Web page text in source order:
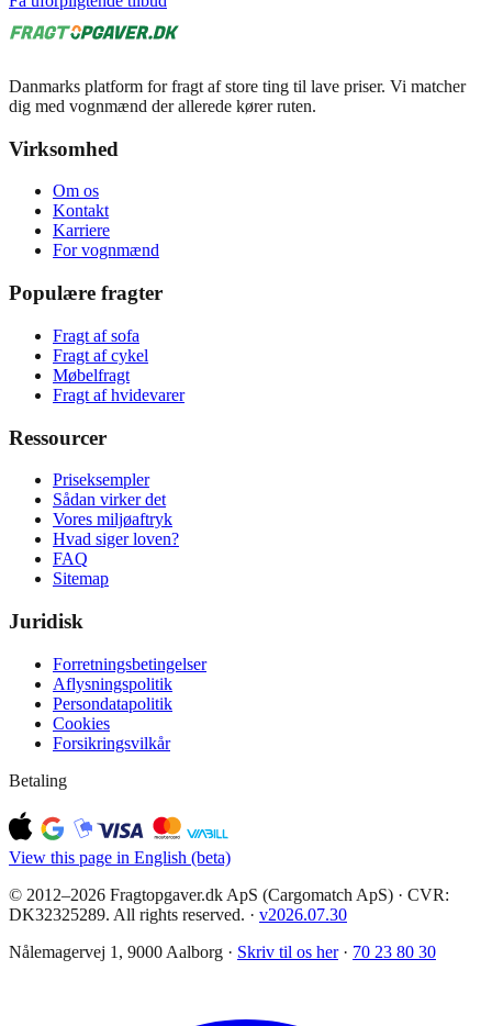
Danmarks platform for fragt af store ting til lave priser. Vi matcher
dig med vognmænd der allerede kører ruten.
Virksomhed
Om os
Kontakt
Karriere
For vognmænd
Populære fragter
Fragt af sofa
Fragt af cykel
Møbelfragt
Fragt af hvidevarer
Ressourcer
Priseksempler
Sådan virker det
Vores miljøaftryk
Hvad siger loven?
FAQ
Sitemap
Juridisk
Forretningsbetingelser
Aflysningspolitik
Persondatapolitik
Cookies
Forsikringsvilkår
Betaling
View this page in English (beta)
© 2012–2026 Fragtopgaver.dk ApS (Cargomatch ApS) · CVR:
DK32325289. All rights reserved. · v2026.07.30
Nålemagervej 1, 9000 Aalborg · Skriv til os her · 70 23 80 30